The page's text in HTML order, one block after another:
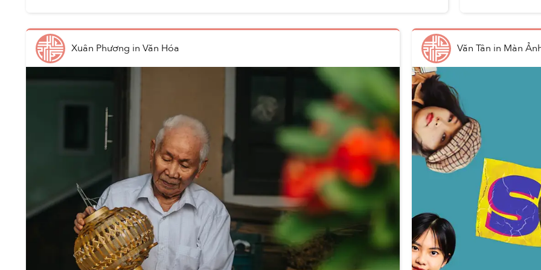
Xuân Phương in Văn Hóa Văn Tân in Màn